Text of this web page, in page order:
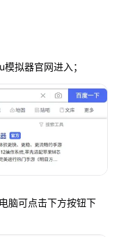
拟器官网进入；
脑可点击下方按钮下